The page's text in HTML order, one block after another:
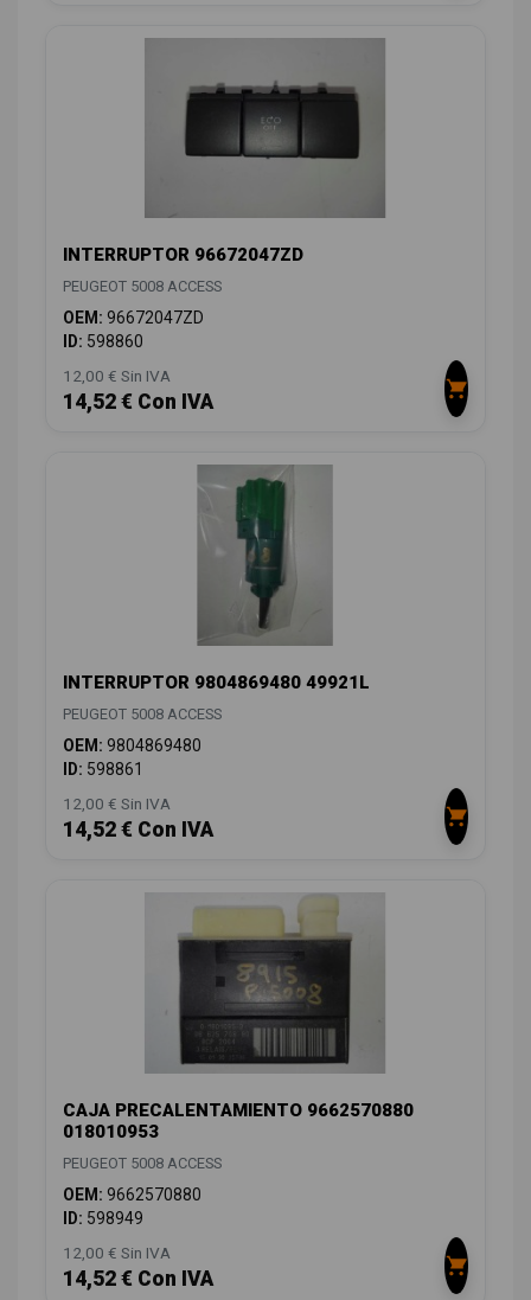
INTERRUPTOR 96672047ZD
PEUGEOT 5008 ACCESS
OEM: 96672047ZD
ID: 598860
12,00 € Sin IVA
14,52 € Con IVA
INTERRUPTOR 9804869480 49921L
PEUGEOT 5008 ACCESS
OEM: 9804869480
ID: 598861
12,00 € Sin IVA
14,52 € Con IVA
CAJA PRECALENTAMIENTO 9662570880
018010953
PEUGEOT 5008 ACCESS
OEM: 9662570880
ID: 598949
12,00 € Sin IVA
14,52 € Con IVA